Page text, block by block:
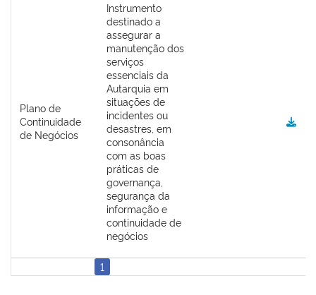
Plano de
Continuidade
de Negócios
Instrumento
destinado a
assegurar a
manutenção dos
serviços
essenciais da
Autarquia em
situações de
incidentes ou
desastres, em
consonância
com as boas
práticas de
governança,
segurança da
informação e
continuidade de
negócios
1